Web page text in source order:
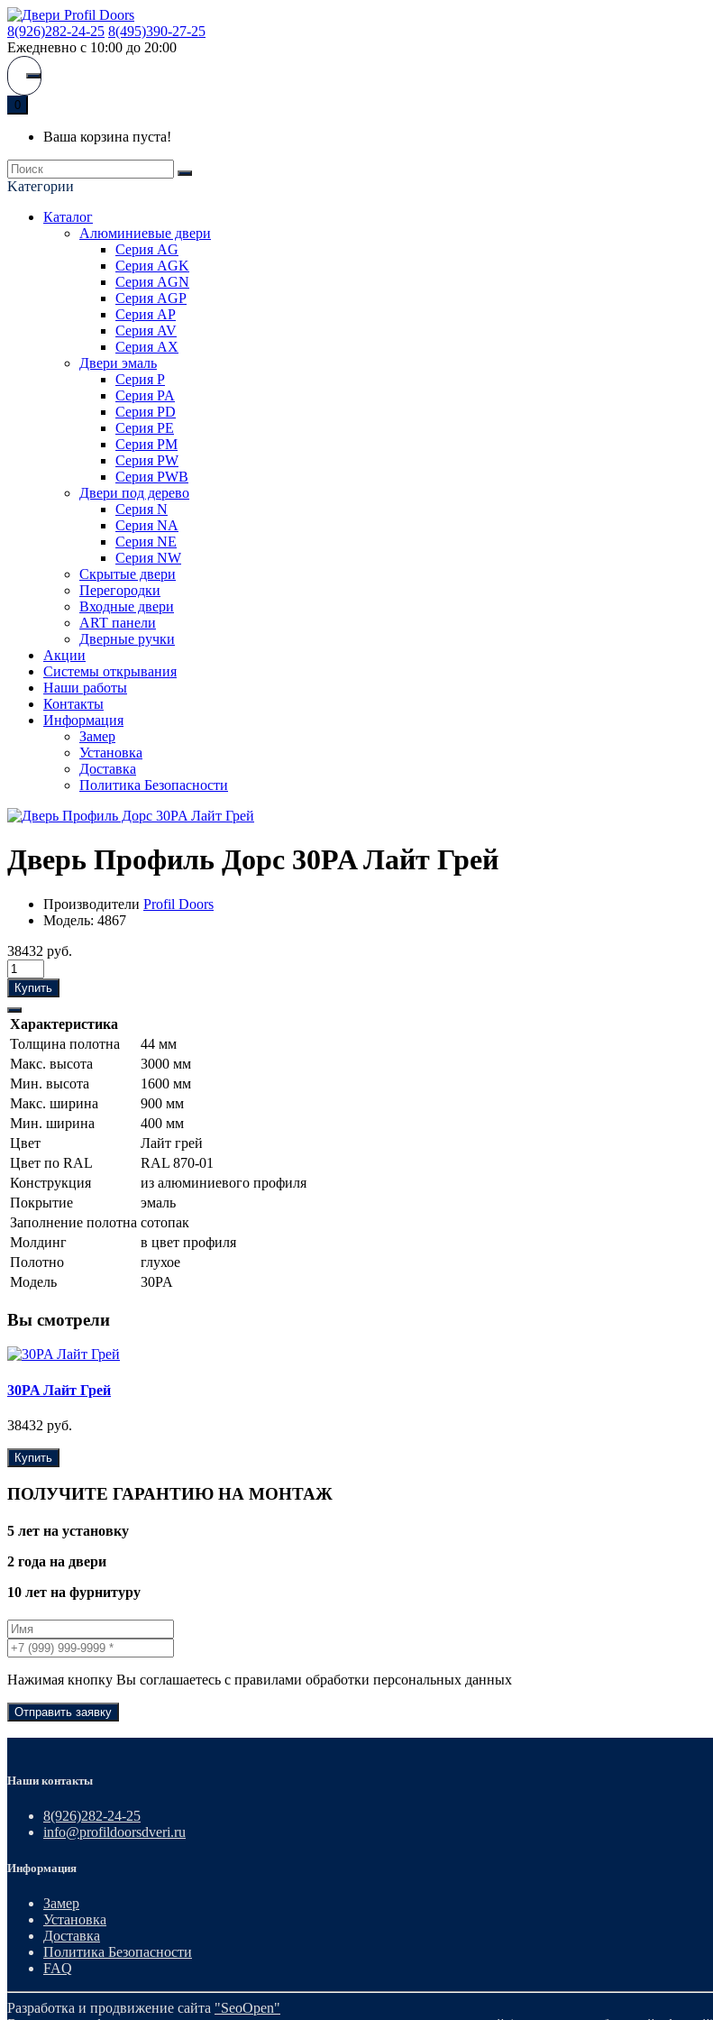
8(926)282-24-25 8(495)390-27-25
Ежедневно с 10:00 до 20:00
0
Ваша корзина пуста!
Kатегории
Каталог
Алюминиевые двери
Серия AG
Серия AGK
Серия AGN
Серия AGP
Серия AP
Серия AV
Серия AX
Двери эмаль
Серия P
Серия PA
Серия PD
Серия PE
Серия PM
Серия PW
Серия PWB
Двери под дерево
Серия N
Серия NA
Серия NE
Серия NW
Скрытые двери
Перегородки
Входные двери
ART панели
Дверные ручки
Акции
Системы открывания
Наши работы
Контакты
Информация
Замер
Установка
Доставка
Политика Безопасности
Дверь Профиль Дорс 30PA Лайт Грей
Производители Profil Doors
Модель: 4867
38432 руб.
Купить
Характеристика
Толщина полотна
44 мм
Макс. высота
3000 мм
Мин. высота
1600 мм
Макс. ширина
900 мм
Мин. ширина
400 мм
Цвет
Лайт грей
Цвет по RAL
RAL 870-01
Конструкция
из алюминиевого профиля
Покрытие
эмаль
Заполнение полотна сотопак
Молдинг
в цвет профиля
Полотно
глухое
Модель
30PA
Вы смотрели
30PA Лайт Грей
38432 руб.
Купить
ПОЛУЧИТЕ ГАРАНТИЮ НА МОНТАЖ
5 лет на установку
2 года на двери
10 лет на фурнитуру
Нажимая кнопку Вы соглашаетесь с правилами обработки персональных данных
Отправить заявку
Наши контакты
8(926)282-24-25
info@profildoorsdveri.ru
Информация
Замер
Установка
Доставка
Политика Безопасности
FAQ
Разработка и продвижение сайта "SeoOpen"